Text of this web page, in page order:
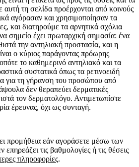
αυτή τη σελίδα προέρχονται από κοινούς
αγόρασαν και χρησιμοποίησαν τα
και διατηρούμε τα αρνητικά σχόλια
σημείο έχει πρωταρχική σημασία: ένα
την αντηλιακή προστασία, και η
ο κύριος παράγοντας πρόωρης
το καθημερινό αντηλιακό και τα
συστατικά όπως τα ρετινοειδή
για τη γήρανση του προσώπου από
δεν θεραπεύει δερματικές
τον δερματολόγο. Αντιμετωπίστε
έρευνας, όχι ως συνταγή.
προμήθεια εάν αγοράσετε μέσω των
τις βαθμολογίες ή τις θέσεις
πληροφορίες.